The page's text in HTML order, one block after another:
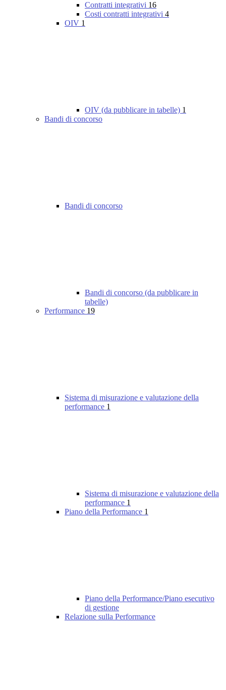
Contratti integrativi 16
Costi contratti integrativi 4
OIV 1
OIV (da pubblicare in tabelle) 1
Bandi di concorso
Bandi di concorso
Bandi di concorso (da pubblicare in
tabelle)
Performance 19
Sistema di misurazione e valutazione della
performance 1
Sistema di misurazione e valutazione della
performance 1
Piano della Performance 1
Piano della Performance/Piano esecutivo
di gestione
Relazione sulla Performance